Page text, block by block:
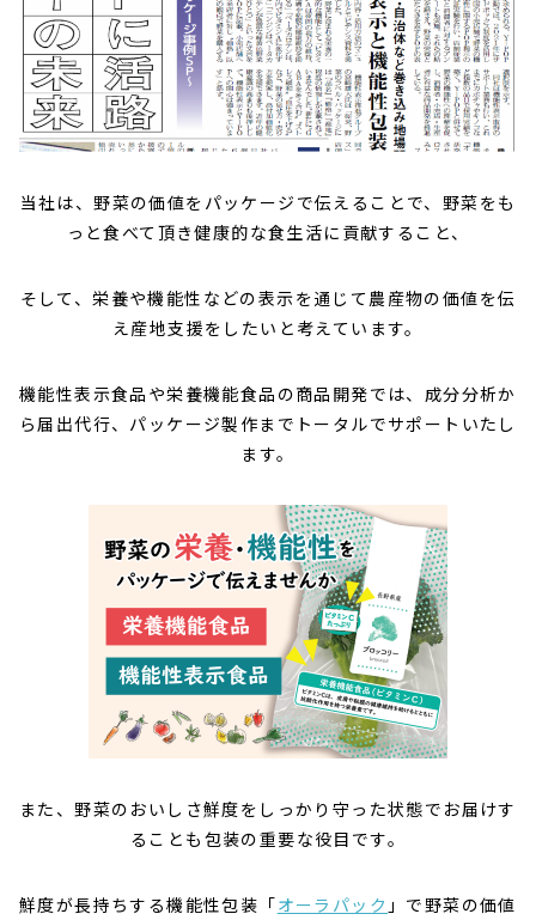
当社は、野菜の価値をパッケージで伝えることで、野菜をも
っと食べて頂き健康的な食生活に貢献すること、
そして、栄養や機能性などの表示を通じて農産物の価値を伝
え産地支援をしたいと考えています。
機能性表示食品や栄養機能食品の商品開発では、成分分析か
ら届出代行、パッケージ製作までトータルでサポートいたし
ます。
また、野菜のおいしさ鮮度をしっかり守った状態でお届けす
ることも包装の重要な役目です。
鮮度が長持ちする機能性包装「オーラパック 」で野菜の価値